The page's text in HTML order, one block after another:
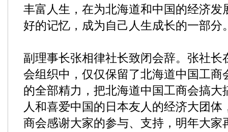
丰富人生，在为北海道和中国的经济发
好的记忆，成为自己人生成长的一部分
副理事长张相律社长致闭会辞。张社长
会组织中，仅仅保留了北海道中国工商
的全部精力，把北海道中国工商会搞大
人和喜爱中国的日本友人的经济大团
商会感谢大家的参与、支持，明年大家